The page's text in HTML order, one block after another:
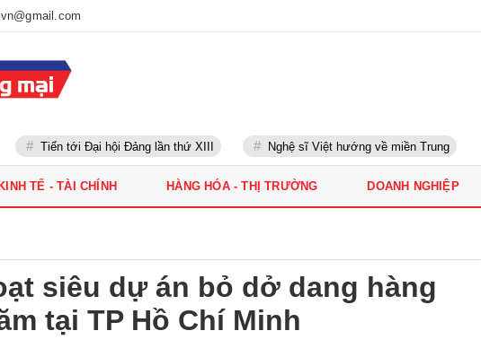
Tiến tới Đại hội Đảng lần thứ XIII Nghệ sĩ Việt hướng về miền Trung
KINH TẾ - TÀI CHÍNH HÀNG HÓA - THỊ TRƯỜNG DOANH NGHIỆP
siêu dự án bỏ dở dang hàng
tại TP Hồ Chí Minh